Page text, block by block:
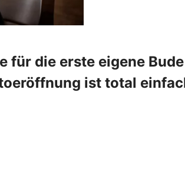
für die erste eigene
ist total